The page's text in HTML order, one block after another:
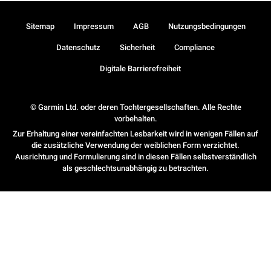
© Garmin Ltd. oder deren Tochtergesellschaften. Alle Rechte
vorbehalten.
Zur Erhaltung einer vereinfachten Lesbarkeit wird in wenigen Fällen auf
die zusätzliche Verwendung der weiblichen Form verzichtet.
Ausrichtung und Formulierung sind in diesen Fällen selbstverständlich
als geschlechtsunabhängig zu betrachten.
Sitemap Impressum AGB Nutzungsbedingungen
Datenschutz Sicherheit Compliance
Digitale Barrierefreiheit